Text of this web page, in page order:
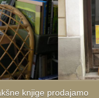
knjige prodajamo